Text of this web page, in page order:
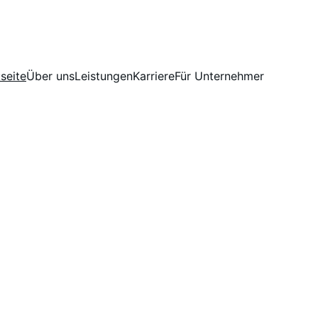
Über unsLeistungenKarriereFür Unternehmer